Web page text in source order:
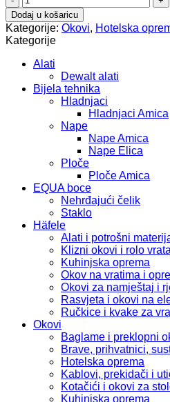
stolac,
podesiva
veličina
640.90.500
količina
Dodaj u košaricu
Kategorije: Okovi, Hotelska
Kategorije
Alati
Dewalt alati
Bijela tehnika
Hladnjaci
Hladnjaci Amica
Nape
Nape Amica
Nape Elica
Ploče
Ploče Amica
EQUA boce
Nehrđajući čelik
Staklo
Häfele
Alati i potrošni
Klizni okovi i rolo vrata
Kuhinjska oprema
Okov na vratima i
Okovi za namještaj i
Rasvjeta i okovi na
Ručkice i kvake za
Okovi
Baglame i preklopni
Brave, prihvatnici,
Hotelska oprema
Kablovi, prekidači i
Kotačići i okovi za
Kuhinjska oprema